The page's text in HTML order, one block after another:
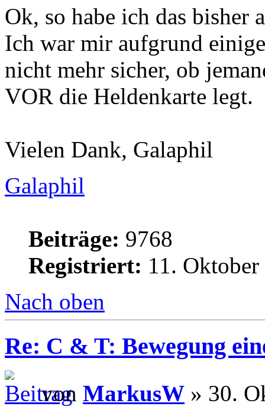
Ok, so habe ich das bisher
Ich war mir aufgrund
nicht mehr sicher, ob
VOR die Heldenkarte legt.
Vielen Dank, Galaphil
Galaphil
Beiträge: 9768
Registriert: 11.
Nach oben
Re: C & T: Bewegung
von MarkusW » 30.